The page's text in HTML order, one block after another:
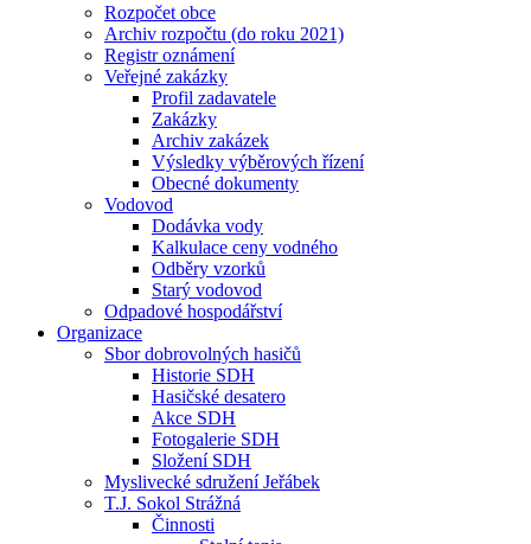
Rozpočet obce
Archiv rozpočtu (do roku 2021)
Registr oznámení
Veřejné zakázky
Profil zadavatele
Zakázky
Archiv zakázek
Výsledky výběrových řízení
Obecné dokumenty
Vodovod
Dodávka vody
Kalkulace ceny vodného
Odběry vzorků
Starý vodovod
Odpadové hospodářství
Organizace
Sbor dobrovolných hasičů
Historie SDH
Hasičské desatero
Akce SDH
Fotogalerie SDH
Složení SDH
Myslivecké sdružení Jeřábek
T.J. Sokol Strážná
Činnosti